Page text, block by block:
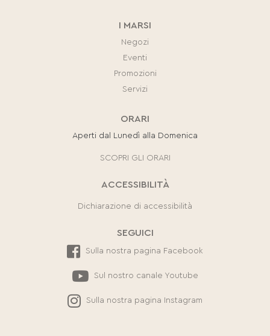
I MARSI
Negozi
Eventi
Promozioni
Servizi
ORARI
Aperti dal Lunedì alla Domenica
SCOPRI GLI ORARI
ACCESSIBILITÀ
Dichiarazione di accessibilità
SEGUICI
Sulla nostra pagina Facebook
Sul nostro canale Youtube
Sulla nostra pagina Instagram